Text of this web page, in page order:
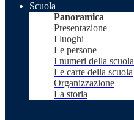
Scuola
Panoramica
Presentazione
I luoghi
Le persone
I numeri della scuola
Le carte della scuola
Organizzazione
La storia